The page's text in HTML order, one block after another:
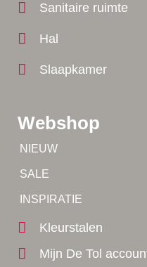
Webshop
NIEUW
SALE
INSPIRATIE
Kleurstalen
Mijn De Tol
Sanitaire ruimte
Hal
Slaapkamer